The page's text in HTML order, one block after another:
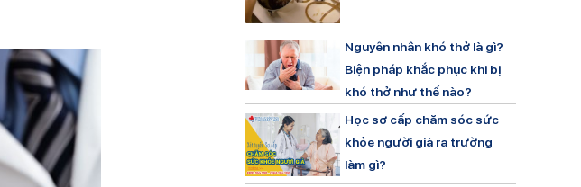
Nguyên nhân khó thở là gì?
Biện pháp khắc phục khi bị
khó thở như thế nào?
Học sơ cấp chăm sóc sức
khỏe người già ra trường
làm gì?